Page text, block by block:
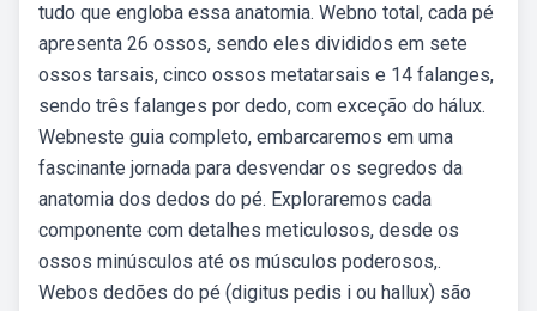
tudo que engloba essa anatomia. Webno total, cada pé
apresenta 26 ossos, sendo eles divididos em sete
ossos tarsais, cinco ossos metatarsais e 14 falanges,
sendo três falanges por dedo, com exceção do hálux.
Webneste guia completo, embarcaremos em uma
fascinante jornada para desvendar os segredos da
anatomia dos dedos do pé. Exploraremos cada
componente com detalhes meticulosos, desde os
ossos minúsculos até os músculos poderosos,.
Webos dedões do pé (digitus pedis i ou hallux) são